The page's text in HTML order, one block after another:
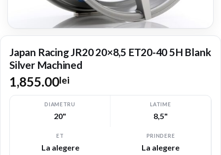
Japan Racing JR20 20×8,5 ET20-40 5H Blank
Silver Machined
1,855.00lei
DIAMETRU
20"
LATIME
8,5"
ET
La alegere
PRINDERE
La alegere